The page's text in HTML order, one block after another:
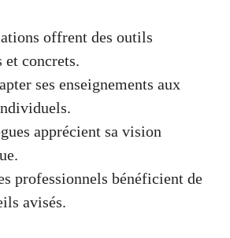
offrent des outils
et concrets.
ses enseignements aux
apprécient sa vision
professionnels bénéficient de
avisés.